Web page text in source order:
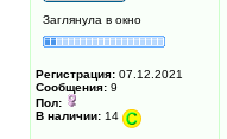
Заглянула в окно
Регистрация: 07.12.2021
Сообщения: 9
Пол:
В наличии: 14